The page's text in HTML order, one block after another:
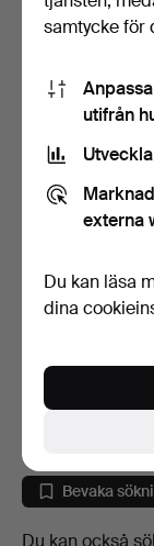
(Sterling och
Värdering
Bevaka
Du kan också
samtycke för
utifrån
externa
Du kan läsa
dina